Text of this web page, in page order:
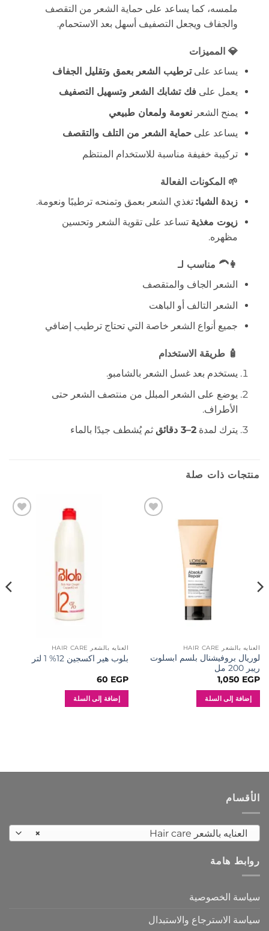
ملمسه، كما يساعد على حماية الشعر من التقصف
والجفاف ويجعل التصفيف أسهل بعد الاستحمام.
💎 المميزات
يساعد علىترطيب الشعر بعمق وتقليل الجفاف
يعمل على فك تشابك الشعر وتسهيل التصفيف
يمنح الشعر نعومة ولمعان طبيعي
يساعد على حماية الشعر من التلف والتقصف
تركيبة خفيفة مناسبة للاستخدام المنتظم
🌱 المكونات الفعالة
زبدة الشيا:تغذي الشعر بعمق وتمنحه ترطيبًا ونعومة.
زيوت مغذية تساعد على تقوية الشعر وتحسين
مظهره.
👩‍🦱 مناسب لـ
الشعر الجاف والمتقصف
الشعر التالف أو الباهت
جميع أنواع الشعر خاصة التي تحتاج ترطيب إضافي
🧴 طريقة الاستخدام
يستخدم بعد غسل الشعر بالشامبو.
يوضع على الشعر المبلل من منتصف الشعر حتى
الأطراف.
يترك لمدة 2–3 دقائق ثم يُشطف جيدًا بالماء
منتجات ذات صلة
العنايه بالشعر HAIR CARE
لوريال بروفيشنال بلسم ابسلوت
ريبر 200 مل
1,050 EGP
إضافة إلى السلة
العنايه بالشعر HAIR CARE
بلوب هير اكسجين 12% 1 لتر
60 EGP
إضافة إلى السلة
الأقسام
× العنايه بالشعر Hair care
روابط هامة
سياسة الخصوصية
سياسة الاسترجاع والاستبدال